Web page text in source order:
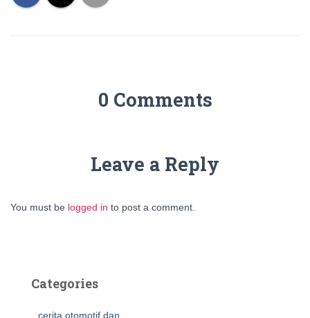
0 Comments
Leave a Reply
You must be logged in to post a comment.
Categories
cerita otomotif dan